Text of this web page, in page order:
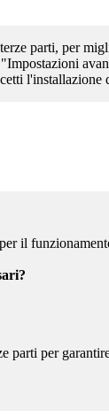
parti, per
l'installazione
il
parti per